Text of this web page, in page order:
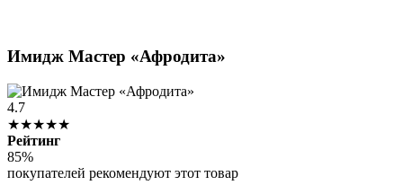
Имидж Мастер «Афродита»
4.7
★★★★★
Рейтинг
85%
покупателей рекомендуют этот товар